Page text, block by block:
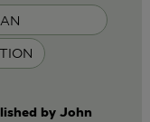
by John